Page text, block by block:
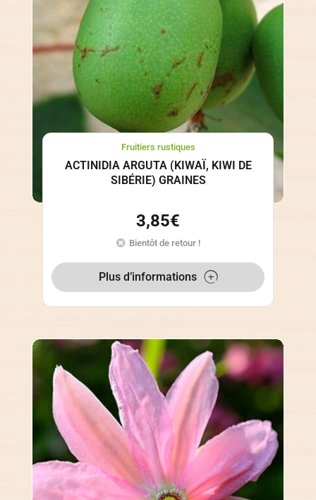
Fruitiers rustiques
ACTINIDIA ARGUTA (KIWAÏ, KIWI DE
SIBÉRIE) GRAINES
3,85€
Bientôt de retour !
Plus d’informations